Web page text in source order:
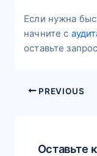
Если нужна
начните с
оставьте
PREVIOUS
Оставьте